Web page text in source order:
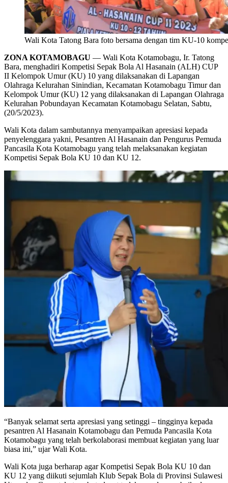
Wali Kota Tatong Bara foto bersama dengan tim KU-10
ZONA KOTAMOBAGU — Wali Kota Kotamobagu, Ir. Tatong
Bara, menghadiri Kompetisi Sepak Bola Al Hasanain (ALH) CUP
II Kelompok Umur (KU) 10 yang dilaksanakan di Lapangan
Olahraga Kelurahan Sinindian, Kecamatan Kotamobagu Timur dan
Kelompok Umur (KU) 12 yang dilaksanakan di Lapangan Olahraga
Kelurahan Pobundayan Kecamatan Kotamobagu Selatan, Sabtu,
(20/5/2023).
Wali Kota dalam sambutannya menyampaikan apresiasi kepada
penyelenggara yakni, Pesantren Al Hasanain dan Pengurus Pemuda
Pancasila Kota Kotamobagu yang telah melaksanakan kegiatan
Kompetisi Sepak Bola KU 10 dan KU 12.
“Banyak selamat serta apresiasi yang setinggi – tingginya kepada
pesantren Al Hasanain Kotamobagu dan Pemuda Pancasila Kota
Kotamobagu yang telah berkolaborasi membuat kegiatan yang luar
biasa ini,” ujar Wali Kota.
Wali Kota juga berharap agar Kompetisi Sepak Bola KU 10 dan
KU 12 yang diikuti sejumlah Klub Sepak Bola di Provinsi Sulawesi